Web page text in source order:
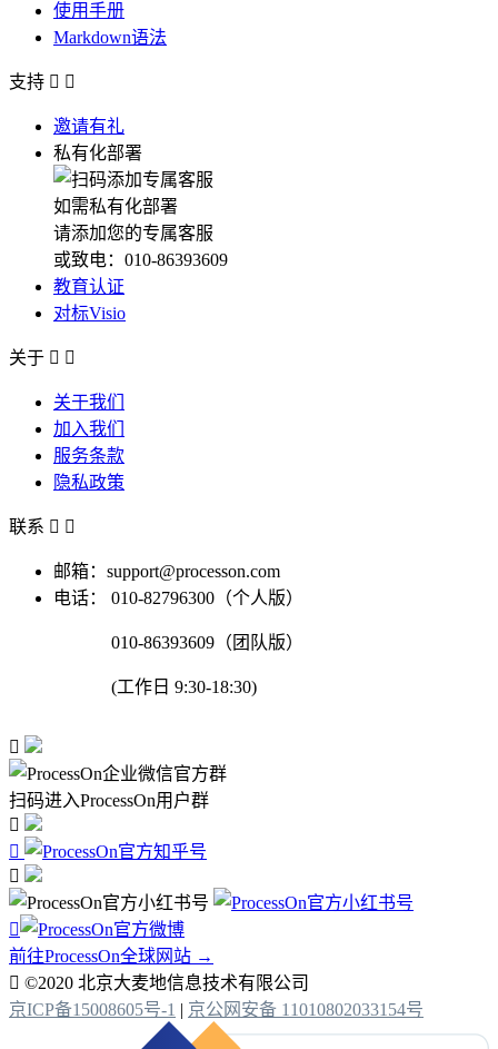
使用手册
Markdown语法
支持  
邀请有礼
私有化部署
如需私有化部署
请添加您的专属客服
或致电：010-86393609
教育认证
对标Visio
关于  
关于我们
加入我们
服务条款
隐私政策
联系  
邮箱：support@processon.com
电话：
010-82796300（个人版）
010-86393609（团队版）
(工作日 9:30-18:30)

扫码进入ProcessOn用户群




前往ProcessOn全球网站 →
 ©2020 北京大麦地信息技术有限公司
京ICP备15008605号-1 | 京公网安备 11010802033154号